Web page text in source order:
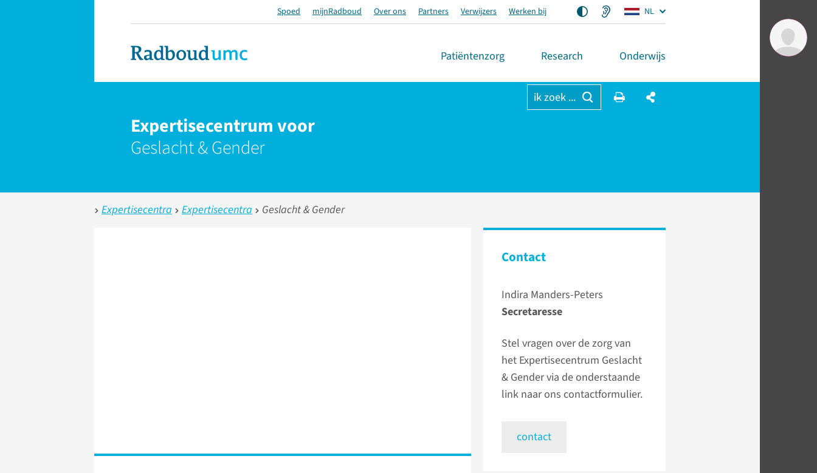
Spoed mijnRadboud Over ons Partners Verwijzers Werken bij NL
Patiëntenzorg Research Onderwijs
ik zoek ...
Expertisecentrum voor
Geslacht & Gender
Expertisecentra Expertisecentra Geslacht & Gender
Contact
Indira Manders-Peters
Secretaresse
Stel vragen over de zorg van
het Expertisecentrum Geslacht
& Gender via de onderstaande
link naar ons contactformulier.
contact